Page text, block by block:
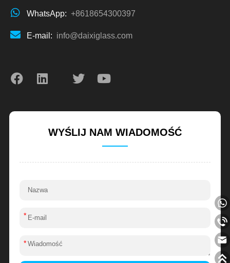
WhatsApp: +8618654300397
E-mail: info@daixiglass.com
WYŚLIJ NAM WIADOMOŚĆ
*
*